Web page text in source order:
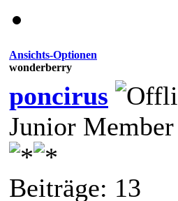
Ansichts-Optionen
wonderberry
poncirus
Junior Member
Beiträge: 13